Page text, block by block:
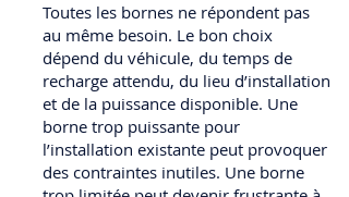
Toutes les bornes ne répondent pas
au même besoin. Le bon choix
dépend du véhicule, du temps de
recharge attendu, du lieu d’installation
et de la puissance disponible. Une
borne trop puissante pour
l’installation existante peut provoquer
des contraintes inutiles. Une borne